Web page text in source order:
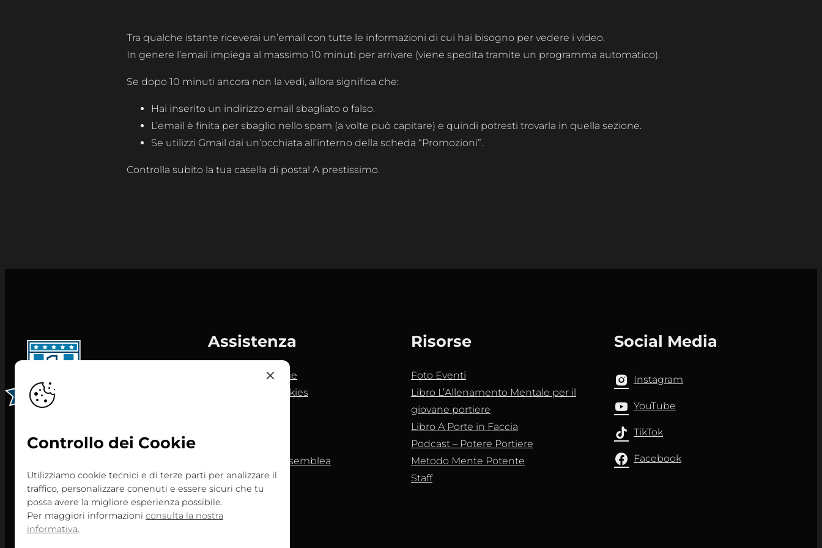
Tra qualche istante riceverai un’email con tutte le informazioni di cui hai bisogno per vedere i video.
In genere l’email impiega al massimo 10 minuti per arrivare (viene spedita tramite un programma automatico).
Se dopo 10 minuti ancora non la vedi, allora significa che:
Hai inserito un indirizzo email sbagliato o falso.
L’email è finita per sbaglio nello spam (a volte può capitare) e quindi potresti trovarla in quella sezione.
Se utilizzi Gmail dai un’occhiata all’interno della scheda “Promozioni”.
Controlla subito la tua casella di posta! A prestissimo.
Assistenza
Informativa cookie
Personalizza Cookies
Convocazione assemblea
Risorse
Foto Eventi
Libro L’Allenamento Mentale per il
giovane portiere
Libro A Porte in Faccia
Podcast – Potere Portiere
Metodo Mente Potente
Staff
Social Media
Instagram
YouTube
TikTok
Facebook
Controllo dei Cookie
Utilizziamo cookie tecnici e di terze parti per analizzare il
traffico, personalizzare conenuti e essere sicuri che tu
possa avere la migliore esperienza possibile.
Per maggiori informazioni consulta la nostra
informativa.